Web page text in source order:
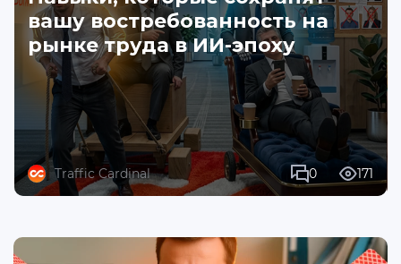
вашу востребованность на
рынке труда в ИИ-эпоху
Traffic Cardinal 0 171